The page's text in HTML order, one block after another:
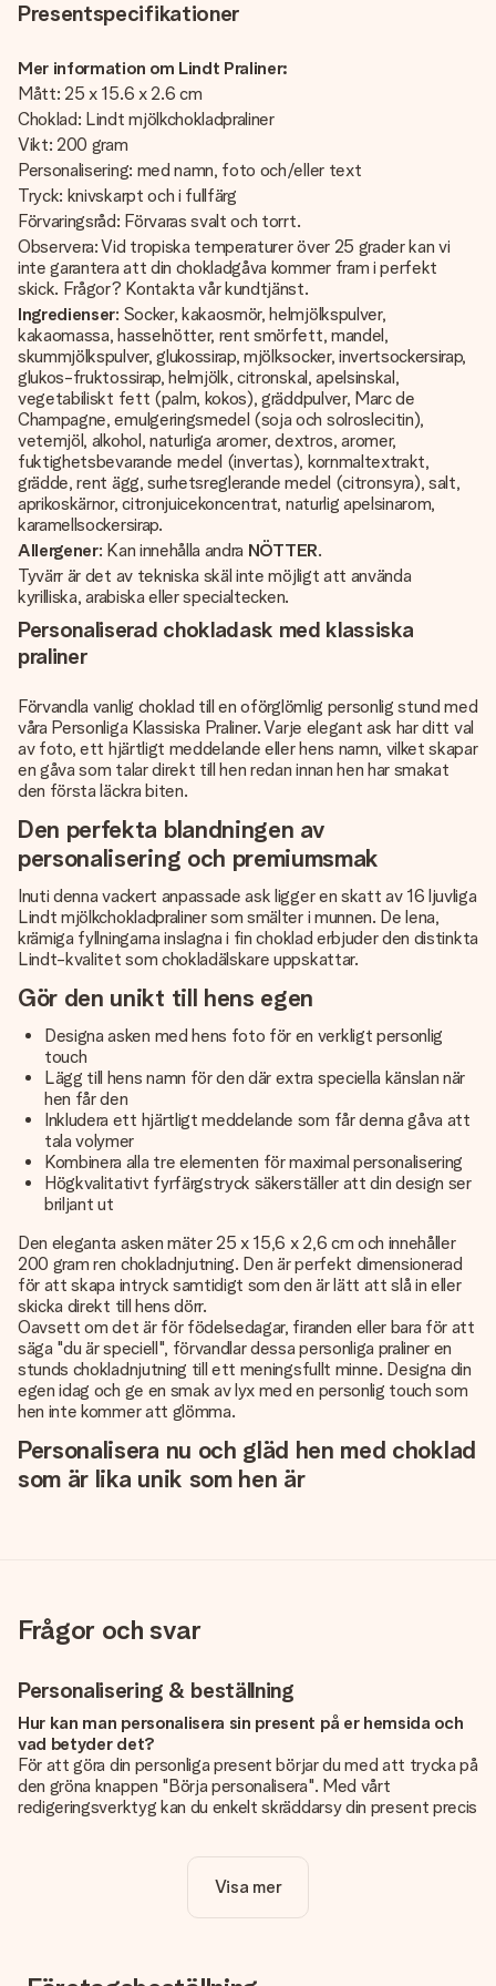
Presentspecifikationer
Mer information om Lindt Praliner:
Mått: 25 x 15.6 x 2.6 cm
Choklad: Lindt mjölkchokladpraliner
Vikt: 200 gram
Personalisering: med namn, foto och/eller text
Tryck: knivskarpt och i fullfärg
Förvaringsråd: Förvaras svalt och torrt.
Observera: Vid tropiska temperaturer över 25 grader kan vi
inte garantera att din chokladgåva kommer fram i perfekt
skick. Frågor? Kontakta vår kundtjänst.
Ingredienser: Socker, kakaosmör, helmjölkspulver,
kakaomassa, hasselnötter, rent smörfett, mandel,
skummjölkspulver, glukossirap, mjölksocker, invertsockersirap,
glukos-fruktossirap, helmjölk, citronskal, apelsinskal,
vegetabiliskt fett (palm, kokos), gräddpulver, Marc de
Champagne, emulgeringsmedel (soja och solroslecitin),
vetemjöl, alkohol, naturliga aromer, dextros, aromer,
fuktighetsbevarande medel (invertas), kornmaltextrakt,
grädde, rent ägg, surhetsreglerande medel (citronsyra), salt,
aprikoskärnor, citronjuicekoncentrat, naturlig apelsinarom,
karamellsockersirap.
Allergener: Kan innehålla andra NÖTTER.
Tyvärr är det av tekniska skäl inte möjligt att använda
kyrilliska, arabiska eller specialtecken.
Personaliserad chokladask med klassiska
praliner
Förvandla vanlig choklad till en oförglömlig personlig stund med
våra Personliga Klassiska Praliner. Varje elegant ask har ditt val
av foto, ett hjärtligt meddelande eller hens namn, vilket skapar
en gåva som talar direkt till hen redan innan hen har smakat
den första läckra biten.
Den perfekta blandningen av
personalisering och premiumsmak
Inuti denna vackert anpassade ask ligger en skatt av 16 ljuvliga
Lindt mjölkchokladpraliner som smälter i munnen. De lena,
krämiga fyllningarna inslagna i fin choklad erbjuder den distinkta
Lindt-kvalitet som chokladälskare uppskattar.
Gör den unikt till hens egen
Designa asken med hens foto för en verkligt personlig
touch
Lägg till hens namn för den där extra speciella känslan när
hen får den
Inkludera ett hjärtligt meddelande som får denna gåva att
tala volymer
Kombinera alla tre elementen för maximal personalisering
Högkvalitativt fyrfärgstryck säkerställer att din design ser
briljant ut
Den eleganta asken mäter 25 x 15,6 x 2,6 cm och innehåller
200 gram ren chokladnjutning. Den är perfekt dimensionerad
för att skapa intryck samtidigt som den är lätt att slå in eller
skicka direkt till hens dörr.
Oavsett om det är för födelsedagar, firanden eller bara för att
säga "du är speciell", förvandlar dessa personliga praliner en
stunds chokladnjutning till ett meningsfullt minne. Designa din
egen idag och ge en smak av lyx med en personlig touch som
hen inte kommer att glömma.
Personalisera nu och gläd hen med choklad
som är lika unik som hen är
Frågor och svar
Personalisering & beställning
Hur kan man personalisera sin present på er hemsida och
vad betyder det?
För att göra din personliga present börjar du med att trycka på
den gröna knappen "Börja personalisera". Med vårt
redigeringsverktyg kan du enkelt skräddarsy din present precis
Kostar det något extra att personalisera sin present?
Visa mer